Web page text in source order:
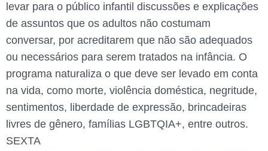
levar para o público infantil discussões e explicações
de assuntos que os adultos não costumam
conversar, por acreditarem que não são adequados
ou necessários para serem tratados na infância. O
programa naturaliza o que deve ser levado em conta
na vida, como morte, violência doméstica, negritude,
sentimentos, liberdade de expressão, brincadeiras
livres de gênero, famílias LGBTQIA+, entre outros.
SEXTA